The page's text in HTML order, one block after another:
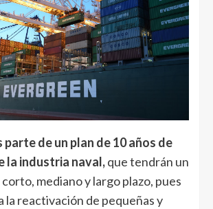
parte de un plan de 10 años de
la industria naval,que tendrán un
mediano y largo plazo, pues
la reactivación de pequeñas y